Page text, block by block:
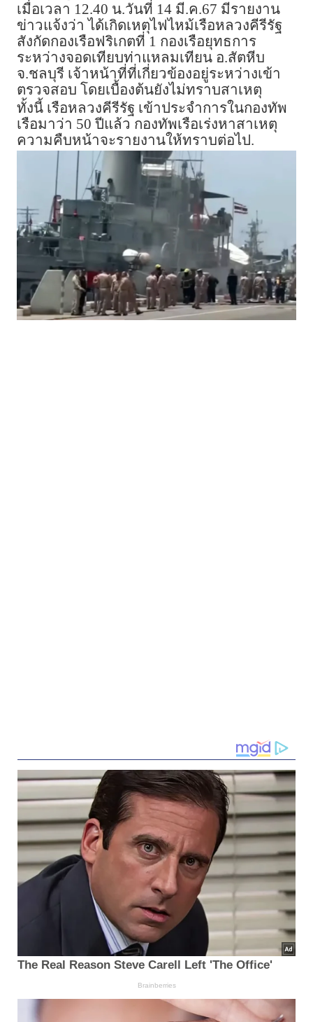
เมื่อเวลา 12.40 น.วันที่ 14 มี.ค.67 มีรายงาน
ข่าวแจ้งว่า ได้เกิดเหตุไฟไหม้เรือหลวงคีรีรัฐ
สังกัดกองเรือฟริเกตที่ 1 กองเรือยุทธการ
ระหว่างจอดเทียบท่าแหลมเทียน อ.สัตหีบ
จ.ชลบุรี เจ้าหน้าที่ที่เกี่ยวข้องอยู่ระหว่างเข้า
ตรวจสอบ โดยเบื้องต้นยังไม่ทราบสาเหตุ
ทั้งนี้ เรือหลวงคีรีรัฐ เข้าประจำการในกองทัพ
เรือมาว่า 50 ปีแล้ว กองทัพเรือเร่งหาสาเหตุ
ความคืบหน้าจะรายงานให้ทราบต่อไป.